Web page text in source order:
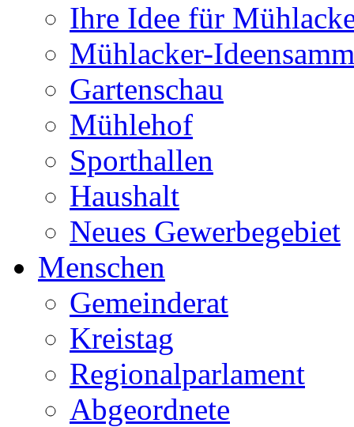
Ihre Idee für
Mühlacker-
Gartenschau
Mühlehof
Sporthallen
Haushalt
Neues Gewerbegebiet
Menschen
Gemeinderat
Kreistag
Regionalparlament
Abgeordnete